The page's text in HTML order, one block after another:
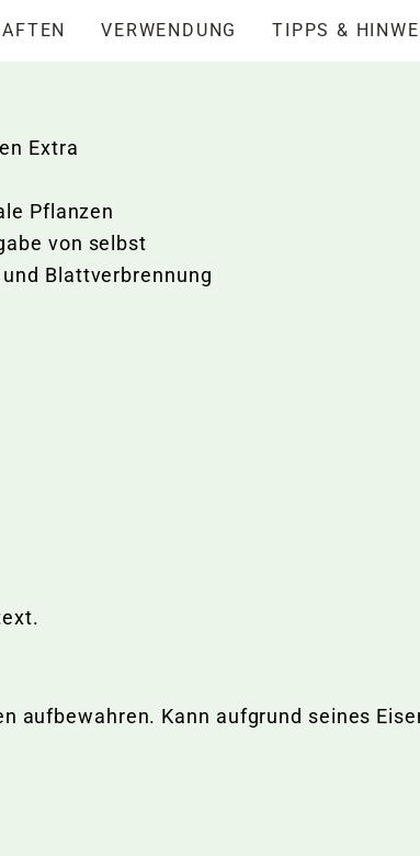
VERWENDUNG TIPPS &
Extra
Pflanzen
von selbst
Blattverbrennung
aufbewahren. Kann aufgrund seines